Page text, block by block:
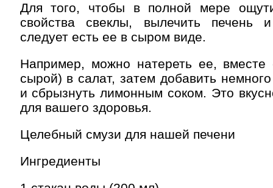
Для того, чтобы в полной мере
свойства свеклы, вылечить печень
следует есть ее в сыром виде.
Например, можно натереть ее,
сырой) в салат, затем добавить
и сбрызнуть лимонным соком. Это
для вашего здоровья.
Целебный смузи для нашей печени
Ингредиенты